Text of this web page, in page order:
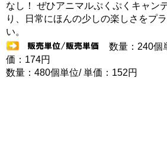
なし！ ぜひアニマルぷくぷくキャン
り、日常にほんの少しの楽しさをプ
い。
数量：240個
価：174円
数量：480個単位/ 単価：152円